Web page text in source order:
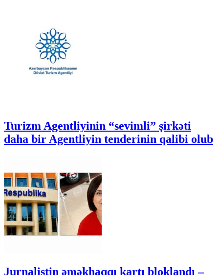
Turizm Agentliyinin “sevimli” şirkəti
daha bir Agentliyin tenderinin qalibi olub
Jurnalistin əməkhaqqı kartı bloklandı –